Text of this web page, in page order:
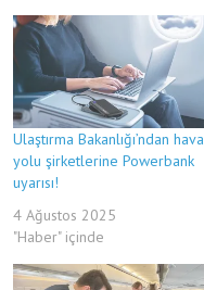
Ulaştırma Bakanlığı’ndan hava
yolu şirketlerine Powerbank
uyarısı!
4 Ağustos 2025
"Haber" içinde